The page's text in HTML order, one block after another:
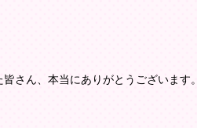
さん、本当にありがとうございます。